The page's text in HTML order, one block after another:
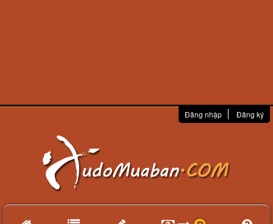
Đăng nhập Đăng ký